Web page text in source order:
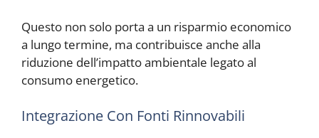
Questo non solo porta a un risparmio economico
a lungo termine, ma contribuisce anche alla
riduzione dell’impatto ambientale legato al
consumo energetico.
Integrazione Con Fonti Rinnovabili